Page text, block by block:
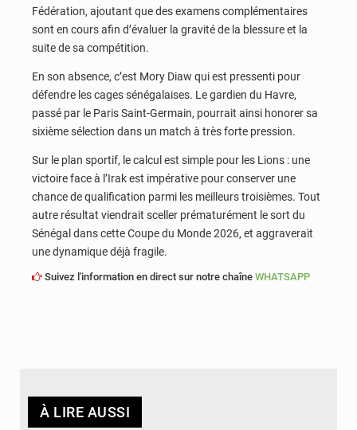
Fédération, ajoutant que des examens complémentaires
sont en cours afin d’évaluer la gravité de la blessure et la
suite de sa compétition.
En son absence, c’est Mory Diaw qui est pressenti pour
défendre les cages sénégalaises. Le gardien du Havre,
passé par le Paris Saint-Germain, pourrait ainsi honorer sa
sixième sélection dans un match à très forte pression.
Sur le plan sportif, le calcul est simple pour les Lions : une
victoire face à l’Irak est impérative pour conserver une
chance de qualification parmi les meilleurs troisièmes. Tout
autre résultat viendrait sceller prématurément le sort du
Sénégal dans cette Coupe du Monde 2026, et aggraverait
une dynamique déjà fragile.
Suivez l'information en direct sur notre chaîne WHATSAPP
À LIRE AUSSI